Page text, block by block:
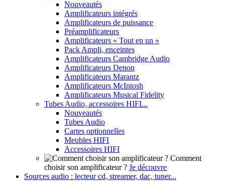
Nouveautés
Amplificateurs intégrés
Amplificateurs de puissance
Préamplificateurs
Amplificateurs « Tout en un »
Pack Ampli, enceintes
Amplificateurs Cambridge Audio
Amplificateurs Denon
Amplificateurs Marantz
Amplificateurs McIntosh
Amplificateurs Musical Fidelity
Tubes Audio, accessoires HIFI...
Nouveautés
Tubes Audio
Cartes optionnelles
Meubles HIFI
Accessoires HIFI
Comment
choisir son amplificateur ? Je découvre
Sources audio : lecteur cd, streamer, dac, tuner...